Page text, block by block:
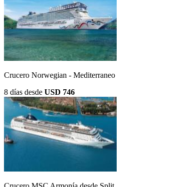
Crucero Norwegian - Mediterraneo
8 días desde USD 746